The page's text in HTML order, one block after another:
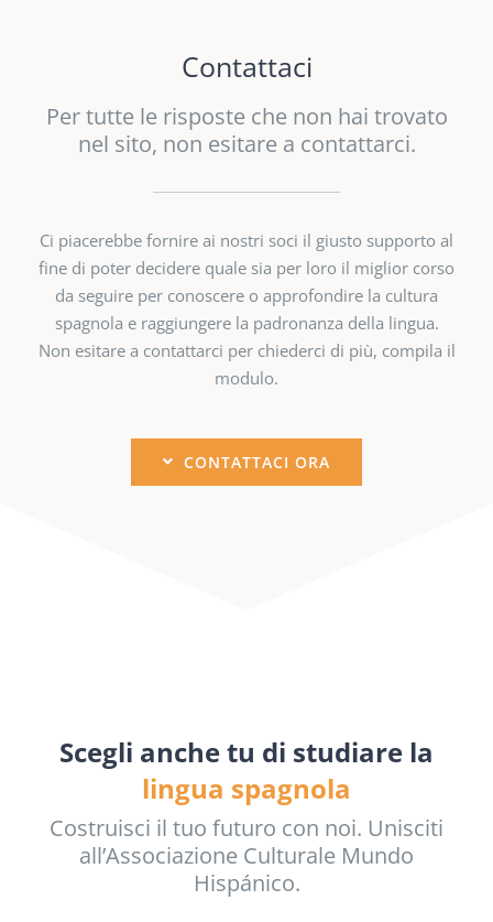
Contattaci
Per tutte le risposte che non hai trovato
nel sito, non esitare a contattarci.
Ci piacerebbe fornire ai nostri soci il giusto supporto al
fine di poter decidere quale sia per loro il miglior corso
da seguire per conoscere o approfondire la cultura
spagnola e raggiungere la padronanza della lingua.
Non esitare a contattarci per chiederci di più, compila il
modulo.
CONTATTACI ORA
Scegli anche tu di studiare la
lingua spagnola
Costruisci il tuo futuro con noi. Unisciti
all’Associazione Culturale Mundo
Hispánico.